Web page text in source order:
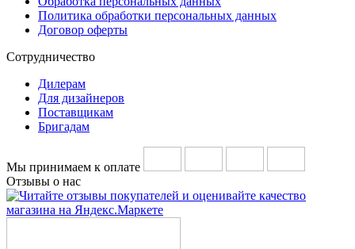
Политика обработки персональных данных
Договор оферты
Сотрудничество
Дилерам
Для дизайнеров
Поставщикам
Бригадам
Мы принимаем к оплате
Отзывы о нас